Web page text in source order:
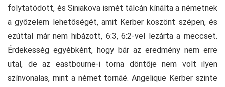
folytatódott, és Siniakova ismét tálcán kínálta a németnek
a győzelem lehetőségét, amit Kerber köszönt szépen, és
ezúttal már nem hibázott, 6:3, 6:2-vel lezárta a meccset.
Érdekesség egyébként, hogy bár az eredmény nem erre
utal, de az eastbourne-i torna döntője nem volt ilyen
színvonalas, mint a német tornáé. Angelique Kerber szinte